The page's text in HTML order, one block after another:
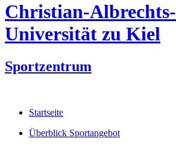
Christian-Albrechts-
Universität zu Kiel
Sportzentrum
Startseite
Überblick Sportangebot